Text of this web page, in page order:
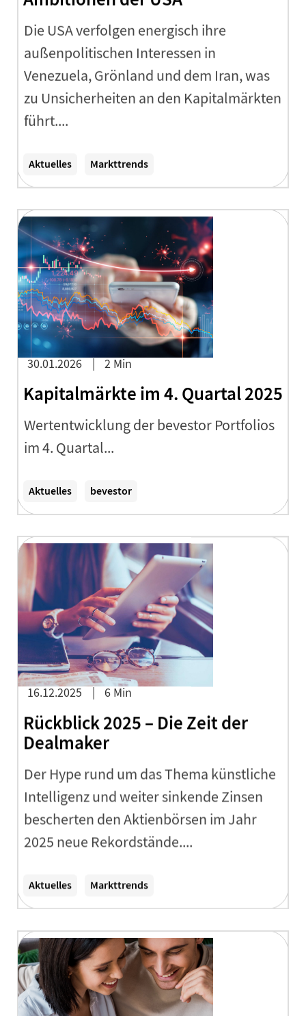
Die USA verfolgen energisch ihre
außenpolitischen Interessen in
Venezuela, Grönland und dem Iran, was
zu Unsicherheiten an den Kapitalmärkten
führt....
Aktuelles Markttrends
30.01.2026 2 Min
Kapitalmärkte im 4. Quartal 2025
Wertentwicklung der bevestor Portfolios
im 4. Quartal...
Aktuelles bevestor
16.12.2025 6 Min
Rückblick 2025 – Die Zeit der
Dealmaker
Der Hype rund um das Thema künstliche
Intelligenz und weiter sinkende Zinsen
bescherten den Aktienbörsen im Jahr
2025 neue Rekordstände....
Aktuelles Markttrends